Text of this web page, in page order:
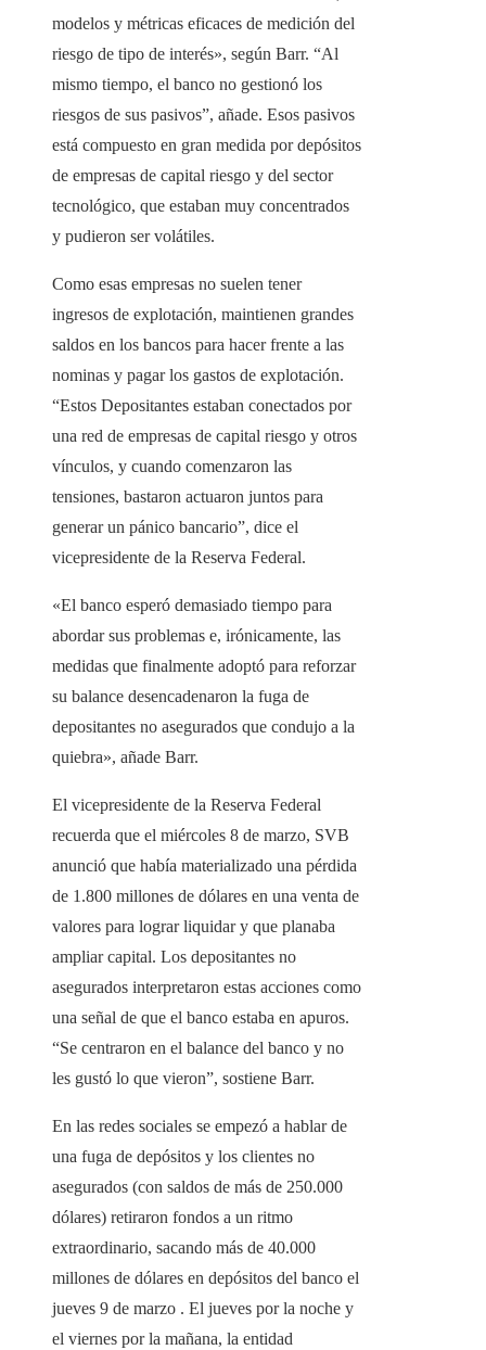
modelos y métricas eficaces de medición del
riesgo de tipo de interés», según Barr. “Al
mismo tiempo, el banco no gestionó los
riesgos de sus pasivos”, añade. Esos pasivos
está compuesto en gran medida por depósitos
de empresas de capital riesgo y del sector
tecnológico, que estaban muy concentrados
y pudieron ser volátiles.
Como esas empresas no suelen tener
ingresos de explotación, maintienen grandes
saldos en los bancos para hacer frente a las
nominas y pagar los gastos de explotación.
“Estos Depositantes estaban conectados por
una red de empresas de capital riesgo y otros
vínculos, y cuando comenzaron las
tensiones, bastaron actuaron juntos para
generar un pánico bancario”, dice el
vicepresidente de la Reserva Federal.
«El banco esperó demasiado tiempo para
abordar sus problemas e, irónicamente, las
medidas que finalmente adoptó para reforzar
su balance desencadenaron la fuga de
depositantes no asegurados que condujo a la
quiebra», añade Barr.
El vicepresidente de la Reserva Federal
recuerda que el miércoles 8 de marzo, SVB
anunció que había materializado una pérdida
de 1.800 millones de dólares en una venta de
valores para lograr liquidar y que planaba
ampliar capital. Los depositantes no
asegurados interpretaron estas acciones como
una señal de que el banco estaba en apuros.
“Se centraron en el balance del banco y no
les gustó lo que vieron”, sostiene Barr.
En las redes sociales se empezó a hablar de
una fuga de depósitos y los clientes no
asegurados (con saldos de más de 250.000
dólares) retiraron fondos a un ritmo
extraordinario, sacando más de 40.000
millones de dólares en depósitos del banco el
jueves 9 de marzo . El jueves por la noche y
el viernes por la mañana, la entidad